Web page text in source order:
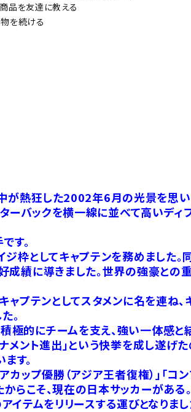
品を友達に教える
を続ける
中が熱狂した2002年6月の光景を思い
バックを横一線に並べて高いディ
す。
としてキャプテンを務めました。
績に導きました。世界の強豪との
プテンとしてスタメンに名を連ね、
。
極的にチームを支え、強い一体感
メント進出」という快挙を成し遂げた
す。
ップ優勝（アジア王者復権）」「コ
らこそ、現在の日本サッカーがある
テムをリリースする運びとなりまし